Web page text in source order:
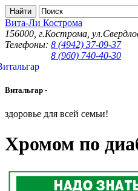
Вита-Ли Кострома
156000, г.Кострома,
Телефоны: 8 (4942) 37-09-37
8 (960) 740-40-30
Витальгар -
здоровье для всей семьи!
Хромом по